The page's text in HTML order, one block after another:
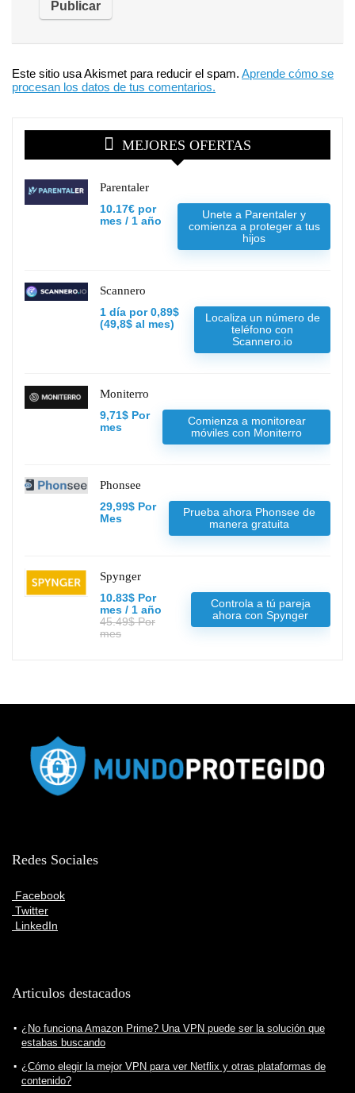
Este sitio usa Akismet para reducir el spam. Aprende cómo se
procesan los datos de tus comentarios.
MEJORES OFERTAS
Parentaler
10.17€ por
mes / 1 año
Unete a Parentaler y
comienza a proteger a tus
hijos
Scannero
1 día por 0,89$
(49,8$ al mes)
Localiza un número de
teléfono con
Scannero.io
Moniterro
9,71$ Por
mes
Comienza a monitorear
móviles con Moniterro
Phonsee
29,99$ Por
Mes
Prueba ahora Phonsee de
manera gratuita
Spynger
10.83$ Por
mes / 1 año
45.49$ Por
mes
Controla a tú pareja
ahora con Spynger
Redes Sociales
Facebook
Twitter
LinkedIn
Articulos destacados
¿No funciona Amazon Prime? Una VPN puede ser la solución que
estabas buscando
¿Cómo elegir la mejor VPN para ver Netflix y otras plataformas de
contenido?